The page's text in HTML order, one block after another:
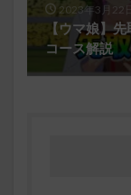
2023年3月22
【ウマ娘】
コース解説